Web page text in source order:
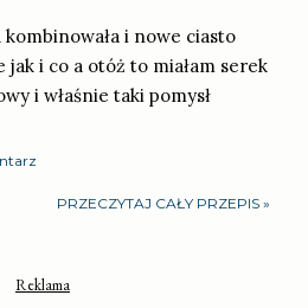
i nowe ciasto
jak i co a otóż to miałam serek
i właśnie taki pomysł
PRZECZYTAJ CAŁY PRZEPIS »